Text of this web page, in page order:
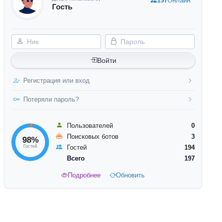
Гость
Ник Пароль
Войти
Регистрация или вход
Потеряли пароль?
98%
Гостей
Пользователей
0
Поисковых ботов
3
Гостей
194
Всего
197
Подробнее Обновить